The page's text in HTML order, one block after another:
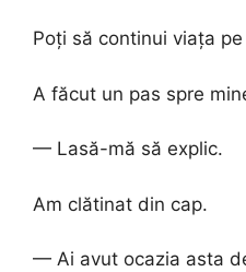
Poți să continui viața
A făcut un pas spre
— Lasă-mă să explic.
Am clătinat din cap.
— Ai avut ocazia asta